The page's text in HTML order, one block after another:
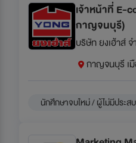
เจ้าหน้าที่ E-
กาญจนบุรี)
บริษัท ยงเฮ้าส์
กาญจนบุรี เ
นักศึกษาจบใหม่ / ผู้ไม่มีประ